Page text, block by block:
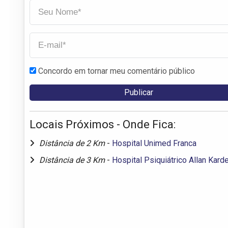
Concordo em tornar meu comentário público
Locais Próximos - Onde Fica:
Distância de 2 Km - Hospital Unimed Franca
Distância de 3 Km - Hospital Psiquiátrico Allan